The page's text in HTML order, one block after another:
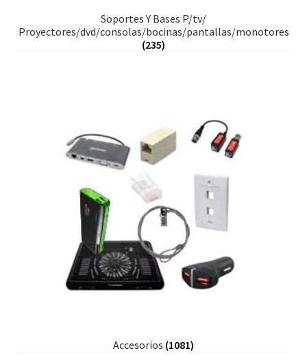
Soportes Y Bases P/tv/
Proyectores/dvd/consolas/bocinas/pantallas/monotores
(235)
Accesorios (1081)